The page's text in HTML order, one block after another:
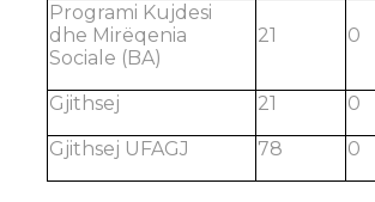
Programi Kujdesi
dhe Mirëqenia
Sociale (BA)
21 0
Gjithsej 21 0
Gjithsej UFAGJ
78 0